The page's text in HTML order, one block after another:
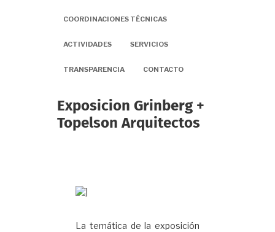
COORDINACIONES TÉCNICAS
ACTIVIDADES SERVICIOS
TRANSPARENCIA CONTACTO
Exposicion Grinberg +
Topelson Arquitectos
La temática de la exposición